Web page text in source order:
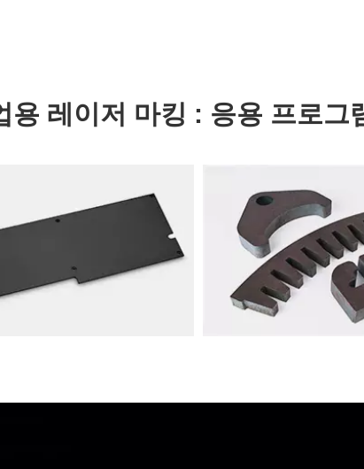
용 레이저 마킹 : 응용 프로그